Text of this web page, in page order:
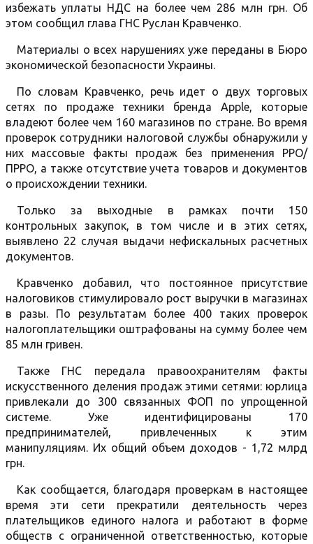
избежать уплаты НДС на более чем 286 млн грн. Об
этом сообщил глава ГНС Руслан Кравченко.
Материалы о всех нарушениях уже переданы в Бюро
экономической безопасности Украины.
По словам Кравченко, речь идет о двух торговых
сетях по продаже техники бренда Apple, которые
владеют более чем 160 магазинов по стране. Во время
проверок сотрудники налоговой службы обнаружили у
них массовые факты продаж без применения РРО/
ПРРО, а также отсутствие учета товаров и документов
о происхождении техники.
Только за выходные в рамках почти 150
контрольных закупок, в том числе и в этих сетях,
выявлено 22 случая выдачи нефискальных расчетных
документов.
Кравченко добавил, что постоянное присутствие
налоговиков стимулировало рост выручки в магазинах
в разы. По результатам более 400 таких проверок
налогоплательщики оштрафованы на сумму более чем
85 млн гривен.
Также ГНС передала правоохранителям факты
искусственного деления продаж этими сетями: юрлица
привлекали до 300 связанных ФОП по упрощенной
системе. Уже идентифицированы 170
предпринимателей, привлеченных к этим
манипуляциям. Их общий объем доходов - 1,72 млрд
грн.
Как сообщается, благодаря проверкам в настоящее
время эти сети прекратили деятельность через
плательщиков единого налога и работают в форме
обществ с ограниченной ответственностью, которые